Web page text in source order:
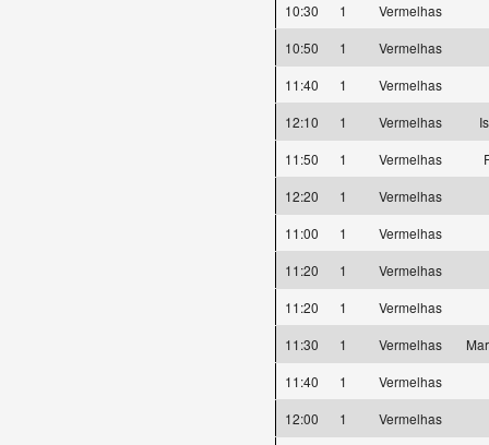
10:30
1
Vermelhas
10:50
1
Vermelhas
11:40
1
Vermelhas
12:10
1 Vermelhas
11:50
1 Vermelhas
12:20
1
Vermelhas
11:00
1
Vermelhas
11:20
1
Vermelhas
11:20
1
Vermelhas
11:30
1 Vermelhas
11:40
1
Vermelhas
12:00
1
Vermelhas